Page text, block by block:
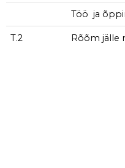
Töö ja
T.2 Rõõm jälle